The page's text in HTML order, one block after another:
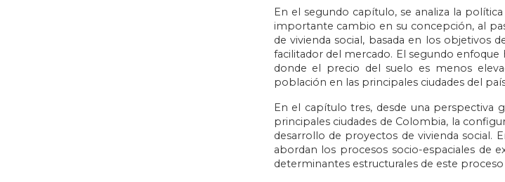
En el segundo capítulo, se analiza la
importante cambio en su concepción, al
de vivienda social, basada en los objetivos
facilitador del mercado. El segundo
donde el precio del suelo es menos
población en las principales ciudades del
En el capítulo tres, desde una perspectiva
principales ciudades de Colombia, la
desarrollo de proyectos de vivienda social.
abordan los procesos socio-espaciales de
determinantes estructurales de este